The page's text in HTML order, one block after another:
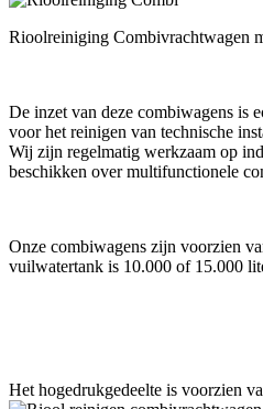
Rioolreiniging Combivrachtwagen
De inzet van deze combiwagens is
voor het reinigen van technische
Wij zijn regelmatig werkzaam op
beschikken over multifunctionele
Onze combiwagens zijn voorzien
vuilwatertank is 10.000 of 15.000
Het hogedrukgedeelte is voorzien